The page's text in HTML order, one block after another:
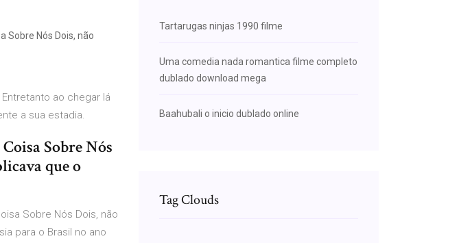
Sobre Nós Dois, não
ao chegar lá
a sua estadia.
Sobre Nós
que o
Sobre Nós Dois, não
para o Brasil no ano
Tartarugas ninjas 1990 filme
Uma comedia nada romantica filme completo
dublado download mega
Baahubali o inicio dublado online
Tag Clouds